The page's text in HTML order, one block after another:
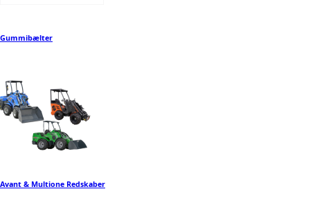
Gummibælter
Avant & Multione Redskaber